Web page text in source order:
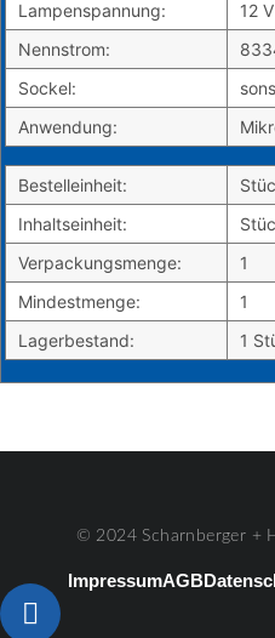
Lampenspannung:
12 V
Nennstrom:
Sockel:
Anwendung:
Bestelleinheit:
Inhaltseinheit:
Verpackungsmenge:
1
Mindestmenge:
1
Lagerbestand:
1
© 2024 Scharnberger +
ImpressumAGB